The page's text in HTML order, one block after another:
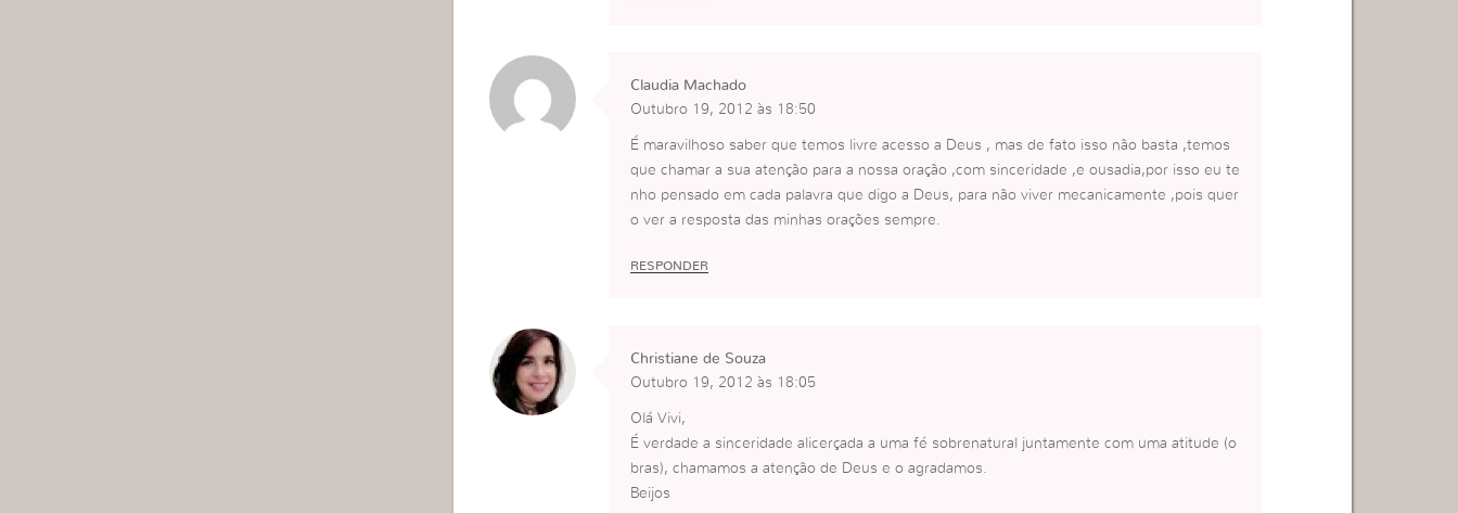
Claudia Machado
Outubro 19, 2012 às 18:50
É maravilhoso saber que temos livre acesso a Deus , mas de fato isso não basta ,temos
que chamar a sua atenção para a nossa oração ,com sinceridade ,e ousadia,por isso eu te
nho pensado em cada palavra que digo a Deus, para não viver mecanicamente ,pois quer
o ver a resposta das minhas orações sempre.
RESPONDER
Christiane de Souza
Outubro 19, 2012 às 18:05
Olá Vivi,
É verdade a sinceridade alicerçada a uma fé sobrenatural juntamente com uma atitude (o
bras), chamamos a atenção de Deus e o agradamos.
Beijos